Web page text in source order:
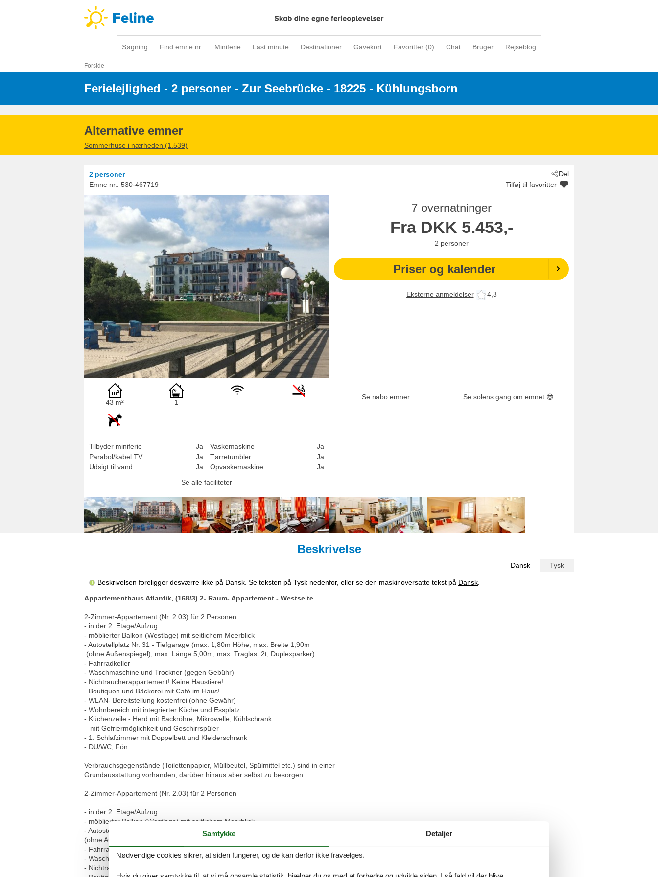
Søgning Find emne nr. Miniferie Last minute Destinationer Gavekort Favoritter (0) Chat Bruger Rejseblog
Forside
Ferielejlighed - 2 personer - Zur Seebrücke - 18225 - Kühlungsborn
Alternative emner
Sommerhuse i nærheden (1.539)
Del
2 personer
Emne nr.: 530-467719 Tilføj til favoritter
7 overnatninger
Fra DKK 5.453,-
2 personer
Priser og kalender
Eksterne anmeldelser 4,3
43 m² 1
Tilbyder miniferie
Ja
Parabol/kabel TV
Ja
Udsigt til vand
Ja
Vaskemaskine
Ja
Tørretumbler
Ja
Opvaskemaskine
Ja
Se alle faciliteter
Se nabo emner Se solens gang om emnet 😎
Beskrivelse
Dansk Tysk
Beskrivelsen foreligger desværre ikke på Dansk. Se teksten på Tysk nedenfor, eller se den maskinoversatte tekst på Dansk
Appartementhaus Atlantik, (168/3) 2- Raum- Appartement - Westseite
2-Zimmer-Appartement (Nr. 2.03) für 2 Personen
- in der 2. Etage/Aufzug
- möblierter Balkon (Westlage) mit seitlichem Meerblick
- Autostellplatz Nr. 31 - Tiefgarage (max. 1,80m Höhe, max. Breite 1,90m
(ohne Außenspiegel), max. Länge 5,00m, max. Traglast 2t, Duplexparker)
- Fahrradkeller
- Waschmaschine und Trockner (gegen Gebühr)
- Nichtraucherappartement! Keine Haustiere!
- Boutiquen und Bäckerei mit Café im Haus!
- WLAN- Bereitstellung kostenfrei (ohne Gewähr)
- Wohnbereich mit integrierter Küche und Essplatz
- Küchenzeile - Herd mit Backröhre, Mikrowelle, Kühlschrank
mit Gefriermöglichkeit und Geschirrspüler
- 1. Schlafzimmer mit Doppelbett und Kleiderschrank
- DU/WC, Fön
Verbrauchsgegenstände (Toilettenpapier, Müllbeutel, Spülmittel etc.) sind in einer
Grundausstattung vorhanden, darüber hinaus aber selbst zu besorgen.
2-Zimmer-Appartement (Nr. 2.03) für 2 Personen
- in der 2. Etage/Aufzug
- möblierter Balkon (Westlage) mit seitlichem Meerblick
- Autostellplatz Nr. 31 - Tiefgarage (max. 1,80m Höhe, max. Breite 1,90m
(ohne Außenspiegel), max. Länge 5,00m, max. Traglast 2t, Duplexparker)
- Fahrradkeller
- Waschmaschine und Trockner (gegen Gebühr)
- Nichtraucherappartement! Keine Haustiere!
Samtykke Detaljer
Nødvendige cookies sikrer, at siden fungerer, og de kan derfor ikke fravælges.